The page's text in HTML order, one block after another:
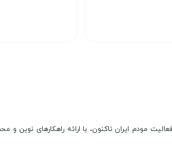
مودم ایران تاکنون، با ارائه راهکارهای